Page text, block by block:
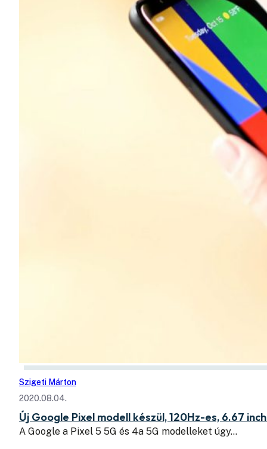
Szigeti Márton
2020.08.04.
Új Google Pixel modell készül, 120Hz-es, 6.67
A Google a Pixel 5 5G és 4a 5G modelleket úgy…